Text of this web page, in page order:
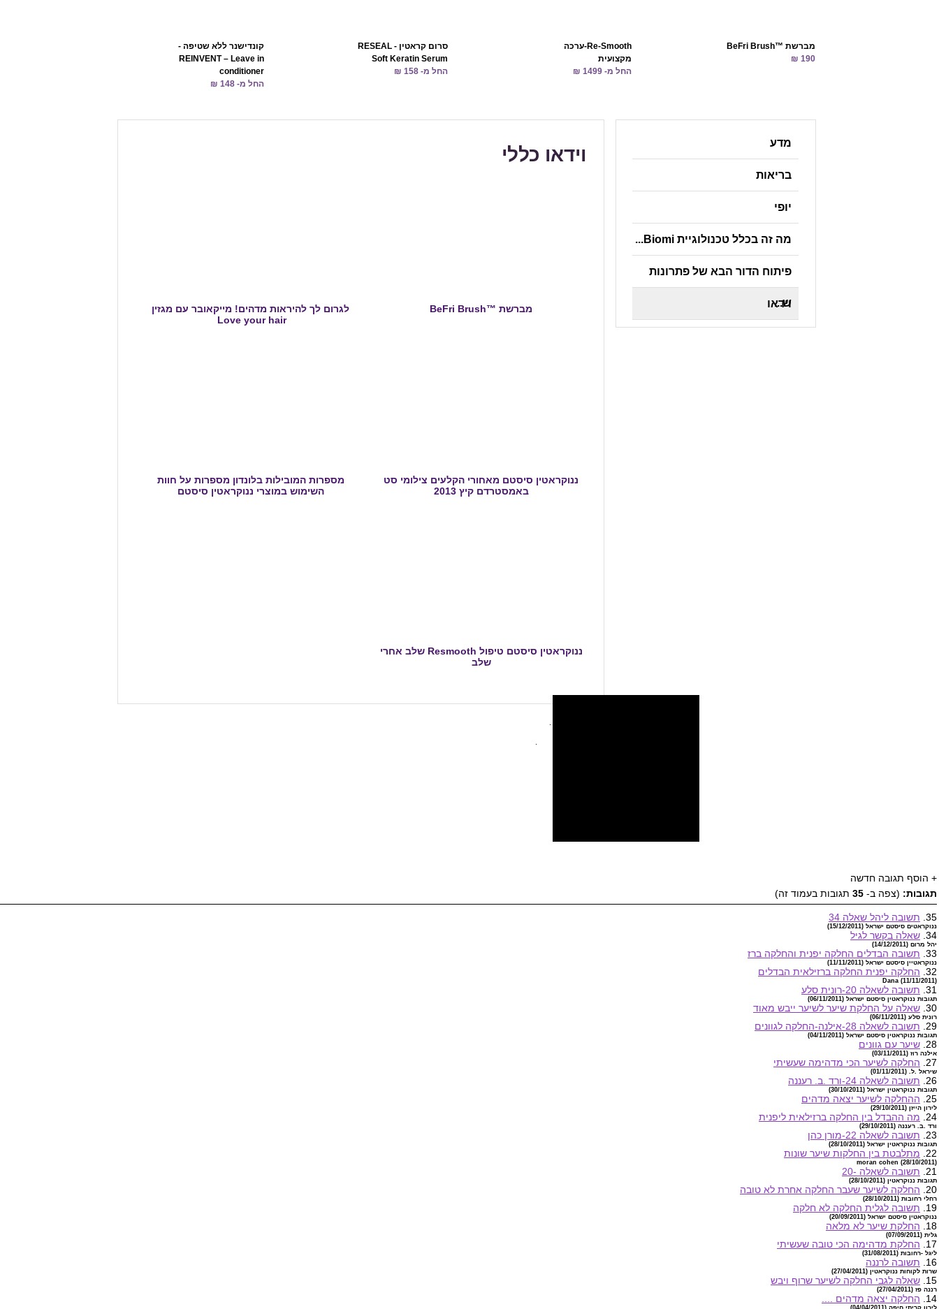
מברשת BeFri Brush™‎
190 ₪
Re-Smooth-ערכה
מקצועית
החל מ- 1499 ₪
סרום קראטין RESEAL -
Soft Keratin Serum
החל מ- 158 ₪
קונדישנר ללא שטיפה -
REINVENT – Leave in
conditioner
החל מ- 148 ₪
מדע
בריאות
יופי
מה זה בכלל טכנולוגיית Biomi...
פיתוח הדור הבא של פתרונות
ש...
וידאו
וידאו כללי
מברשת BeFri Brush™‎
לגרום לך להיראות מדהים! מייקאובר עם מגזין
Love your hair
ננוקראטין סיסטם מאחורי הקלעים צילומי סט
באמסטרדם קיץ 2013
מספרות המובילות בלונדון מספרות על חוות
השימוש במוצרי ננוקראטין סיסטם
ננוקראטין סיסטם טיפול Resmooth שלב אחרי
שלב
+ הוסף תגובה חדשה
תגובות: (צפה ב- 35 תגובות בעמוד זה)
35. תשובה ליהל שאלה 34
ננוקראטים סיסטם ישראל (15/12/2011)
34. שאלה בקשר לגיל
יהל מרום (14/12/2011)
33. תשובה הבדלים החלקה יפנית והחלקה ברז
ננוקראטיין סיסטם ישראל (11/11/2011)
32. החלקה יפנית החלקה ברזילאית הבדלים
Dana (11/11/2011)
31. תשובה לשאלה 20-רונית סלע
תגובות ננוקראטין סיסטם ישראל (06/11/2011)
30. שאלה על החלקת שיער לשיער ייבש מאוד
רונית סלע (06/11/2011)
29. תשובה לשאלה 28-אילנה-החלקה לגוונים
תגובות ננוקראטין סיסטם ישראל (04/11/2011)
28. שיער עם גוונים
אילנה רוז (03/11/2011)
27. החלקה לשיער הכי מדהימה שעשיתי
שיראל .ל. (01/11/2011)
26. תשובה לשאלה 24-ורד .ב. רעננה
תגובות ננוקראטין ישראל (30/10/2011)
25. ההחלקה לשיער יצאה מדהים
לירון הייזן (29/10/2011)
24. מה ההבדל בין החלקה ברזילאית ליפנית
ורד .ב. רעננה (29/10/2011)
23. תשובה לשאלה 22-מורן כהן
תגובות ננוקראטין ישראל (28/10/2011)
22. מתלבטת בין החלקות שיער שונות
moran cohen (28/10/2011)
21. תשובה לשאלה -20
תגובות ננוקראטין (28/10/2011)
20. החלקה לשיער שעבר החלקה אחרת לא טובה
רחלי רחובות (28/10/2011)
19. תשובה לגלית החלקה לא חלקה
ננוקראטין סיסטם ישראל (20/09/2011)
18. החלקת שיער לא מלאה
גלית (07/09/2011)
17. החלקת מדהימה הכי טובה שעשיתי
ליגל -רחובות (31/08/2011)
16. תשובה לרננה
שרות לקוחות ננוקראטין (27/04/2011)
15. שאלה לגבי החלקה לשיער שרוף ויבש
רננה פז (27/04/2011)
14. החלקה יצאה מדהים ....
לירון קריתי חיפה (04/04/2011)